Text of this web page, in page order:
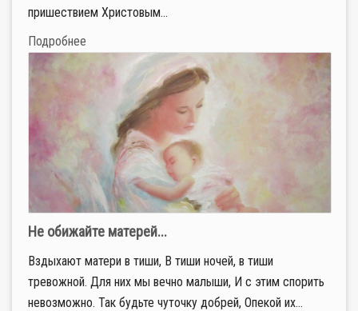
пришествием Христовым...
Подробнее
Не обижайте матерей...
Вздыхают матери в тиши, В тиши ночей, в тиши
тревожной. Для них мы вечно малыши, И с этим спорить
невозможно. Так будьте чуточку добрей, Опекой их...